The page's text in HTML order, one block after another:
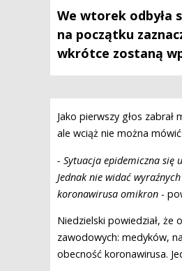
We wtorek odbyła
na początku
wkrótce zostaną
Jako pierwszy głos
ale wciąż nie można
- Sytuacja epidemiczna się
Jednak nie widać
koronawirusa omikron -
Niedzielski powiedział,
zawodowych: medyków,
obecność koronawirusa.